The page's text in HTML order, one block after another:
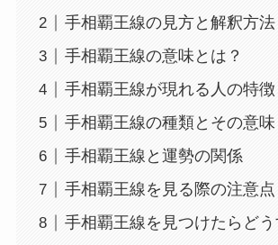
手相覇王線の見方と解釈方法
手相覇王線の意味とは？
手相覇王線が現れる人の特徴
手相覇王線の種類とその意味
手相覇王線と運勢の関係
手相覇王線を見る際の注意点
手相覇王線を見つけたらどう